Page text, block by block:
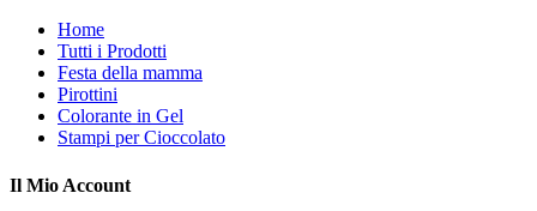
Home
Tutti i Prodotti
Festa della mamma
Pirottini
Colorante in Gel
Stampi per Cioccolato
Il Mio Account